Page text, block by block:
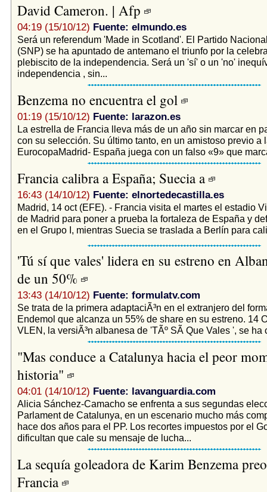
David Cameron. | Afp
04:19 (15/10/12) Fuente: elmundo.es
Será un referendum 'Made in Scotland'. El Partido
(SNP) se ha apuntado de antemano el triunfo por la
plebiscito de la independencia. Será un 'sí' o un 'no'
independencia , sin...
Benzema no encuentra el gol
01:19 (15/10/12) Fuente: larazon.es
La estrella de Francia lleva más de un año sin marcar en
con su selección. Su último tanto, en un amistoso previo a
EurocopaMadrid- España juega con un falso «9» que
Francia calibra a España; Suecia a
16:43 (14/10/12) Fuente: elnortedecastilla.es
Madrid, 14 oct (EFE). - Francia visita el martes el estadio
de Madrid para poner a prueba la fortaleza de España y
en el Grupo I, mientras Suecia se traslada a Berlín para
'Tú sí que vales' lidera en su estreno en
de un 50%
13:43 (14/10/12) Fuente: formulatv.com
Se trata de la primera adaptaciÃ³n en el extranjero del
Endemol que alcanza un 55% de share en su estreno. 14
VLEN, la versiÃ³n albanesa de 'TÃº SÃ­ Que Vales ', se ha
"Mas conduce a Catalunya hacia el peor
historia"
04:01 (14/10/12) Fuente: lavanguardia.com
Alicia Sánchez-Camacho se enfrenta a sus segundas
Parlament de Catalunya, en un escenario mucho más
hace dos años para el PP. Los recortes impuestos por el
dificultan que cale su mensaje de lucha...
La sequía goleadora de Karim Benzema
Francia